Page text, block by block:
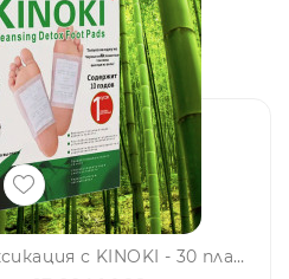
15-дневен курс детоксикация с KINOKI - 30 пластира. Здраве Изтока, подходящ за всяка възраст. 3 кутии + 1 кутия ПОДАРЪК